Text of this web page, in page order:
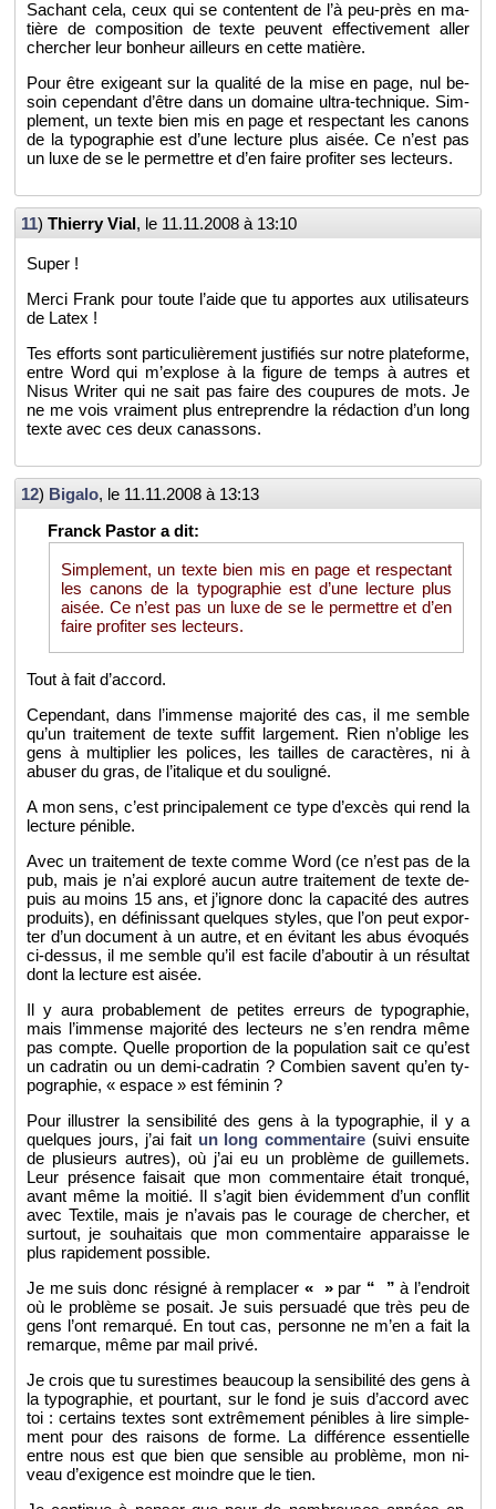
Sa­chant cela, ceux qui se contentent de l’à peu-près en ma­
tière de com­po­si­tion de texte peuvent ef­fec­ti­ve­ment aller
cher­cher leur bon­heur ailleurs en cette ma­tière.
Pour être exi­geant sur la qua­lité de la mise en page, nul be­
soin ce­pen­dant d’être dans un do­maine ul­tra-tech­nique. Sim­
ple­ment, un texte bien mis en page et res­pec­tant les ca­nons
de la ty­po­gra­phie est d’une lec­ture plus aisée. Ce n’est pas
un luxe de se le per­mettre et d’en faire pro­fi­ter ses lec­teurs.
11) Thierry Vial, le 11.11.2008 à 13:10
Super !
Merci Frank pour toute l’aide que tu ap­portes aux uti­li­sa­teurs
de Latex !
Tes ef­forts sont par­ti­cu­liè­re­ment jus­ti­fiés sur notre pla­te­forme,
entre Word qui m’ex­plose à la fi­gure de temps à autres et
Nisus Wri­ter qui ne sait pas faire des cou­pures de mots. Je
ne me vois vrai­ment plus en­tre­prendre la ré­dac­tion d’un long
texte avec ces deux ca­nas­sons.
12) Bi­galo, le 11.11.2008 à 13:13
Sim­ple­ment, un texte bien mis en page et res­pec­tant
les ca­nons de la ty­po­gra­phie est d’une lec­ture plus
aisée. Ce n’est pas un luxe de se le per­mettre et d’en
faire pro­fi­ter ses lec­teurs.
Tout à fait d’ac­cord.
Ce­pen­dant, dans l’im­mense ma­jo­rité des cas, il me semble
qu’un trai­te­ment de texte suf­fit lar­ge­ment. Rien n’oblige les
gens à mul­ti­plier les po­lices, les tailles de ca­rac­tères, ni à
abu­ser du gras, de l’ita­lique et du sou­li­gné.
A mon sens, c’est prin­ci­pa­le­ment ce type d’ex­cès qui rend la
lec­ture pé­nible.
Avec un trai­te­ment de texte comme Word (ce n’est pas de la
pub, mais je n’ai ex­ploré aucun autre trai­te­ment de texte de­
puis au moins 15 ans, et j’ignore donc la ca­pa­cité des autres
pro­duits), en dé­fi­nis­sant quelques styles, que l’on peut ex­por­
ter d’un do­cu­ment à un autre, et en évi­tant les abus évo­qués
ci-des­sus, il me semble qu’il est fa­cile d’abou­tir à un ré­sul­tat
dont la lec­ture est aisée.
Il y aura pro­ba­ble­ment de pe­tites er­reurs de ty­po­gra­phie,
mais l’im­mense ma­jo­rité des lec­teurs ne s’en ren­dra même
pas compte. Quelle pro­por­tion de la po­pu­la­tion sait ce qu’est
un ca­dra­tin ou un demi-ca­dra­tin ? Com­bien savent qu’en ty­
po­gra­phie, « es­pace » est fé­mi­nin ?
Pour illus­trer la sen­si­bi­lité des gens à la ty­po­gra­phie, il y a
quelques jours, j’ai fait un long com­men­taire (suivi en­suite
de plu­sieurs autres), où j’ai eu un pro­blème de guille­mets.
Leur pré­sence fai­sait que mon com­men­taire était tron­qué,
avant même la moi­tié. Il s’agit bien évi­dem­ment d’un conflit
avec Tex­tile, mais je n’avais pas le cou­rage de cher­cher, et
sur­tout, je sou­hai­tais que mon com­men­taire ap­pa­raisse le
plus ra­pi­de­ment pos­sible.
Je me suis donc ré­si­gné à rem­pla­cer« »par “ ” à l’en­droit
où le pro­blème se po­sait. Je suis per­suadé que très peu de
gens l’ont re­mar­qué. En tout cas, per­sonne ne m’en a fait la
re­marque, même par mail privé.
Je crois que tu sur­es­times beau­coup la sen­si­bi­lité des gens à
la ty­po­gra­phie, et pour­tant, sur le fond je suis d’ac­cord avec
toi : cer­tains textes sont ex­trê­me­ment pé­nibles à lire sim­ple­
ment pour des rai­sons de forme. La dif­fé­rence es­sen­tielle
entre nous est que bien que sen­sible au pro­blème, mon ni­
veau d’exi­gence est moindre que le tien.